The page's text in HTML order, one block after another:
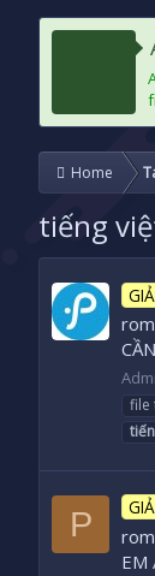
Home
tiếng
file
P
EM